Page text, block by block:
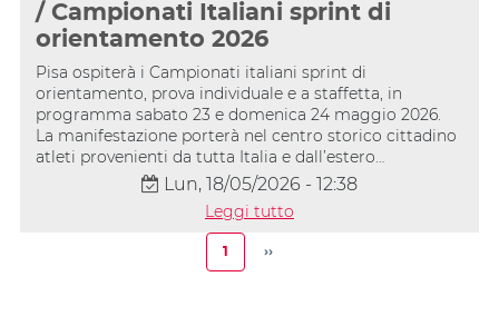
/ Campionati Italiani sprint di
orientamento 2026
Pisa ospiterà i Campionati italiani sprint di
orientamento, prova individuale e a staffetta, in
programma sabato 23 e domenica 24 maggio 2026.
La manifestazione porterà nel centro storico cittadino
atleti provenienti da tutta Italia e dall’estero…
Lun, 18/05/2026 - 12:38
Leggi tutto
Paginazione
Pagina
attuale
1
Pagina
››